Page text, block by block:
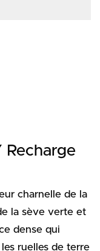
Recharge
charnelle de la
la sève verte et
dense qui
ruelles de terre